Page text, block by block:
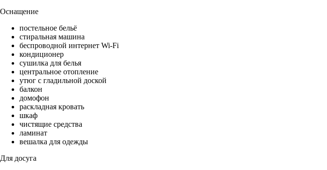
Оснащение
постельное бельё
стиральная машина
беспроводной интернет Wi-Fi
кондиционер
сушилка для белья
центральное отопление
утюг с гладильной доской
балкон
домофон
раскладная кровать
шкаф
чистящие средства
ламинат
вешалка для одежды
Для досуга